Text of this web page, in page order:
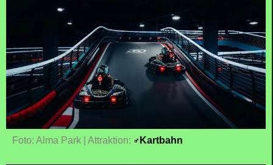
Foto: Alma Park | Attraktion: Kartbahn